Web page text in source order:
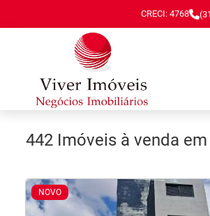
CRECI: 4768
442 Imóveis à venda
NOVO